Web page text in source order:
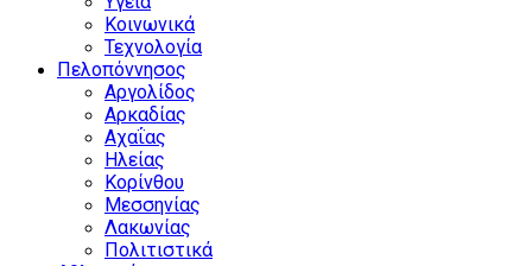
Κοινωνικά
Τεχνολογία
Πελοπόννησος
Αργολίδος
Αρκαδίας
Αχαΐας
Ηλείας
Κορίνθου
Μεσσηνίας
Λακωνίας
Πολιτιστικά